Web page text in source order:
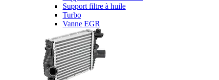
Support filtre à huile
Turbo
Vanne EGR